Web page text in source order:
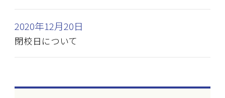
2020年12月20日
閉校日について